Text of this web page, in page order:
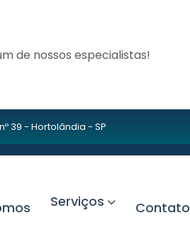
de nossos especialistas!
39 - Hortolândia - SP
Serviços Contato